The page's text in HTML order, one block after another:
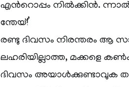
എന്‍റൊപ്പം നില്‍ക്കിന്‍. ന്നാല്‍
ന്തേയ്!’
രണ്ടു ദിവസം നിരന്തരം ആ
ലഹരിയില്ലാത്ത, മക്കളെ
ദിവസം അയാള്‍ക്കുണ്ടാവുക